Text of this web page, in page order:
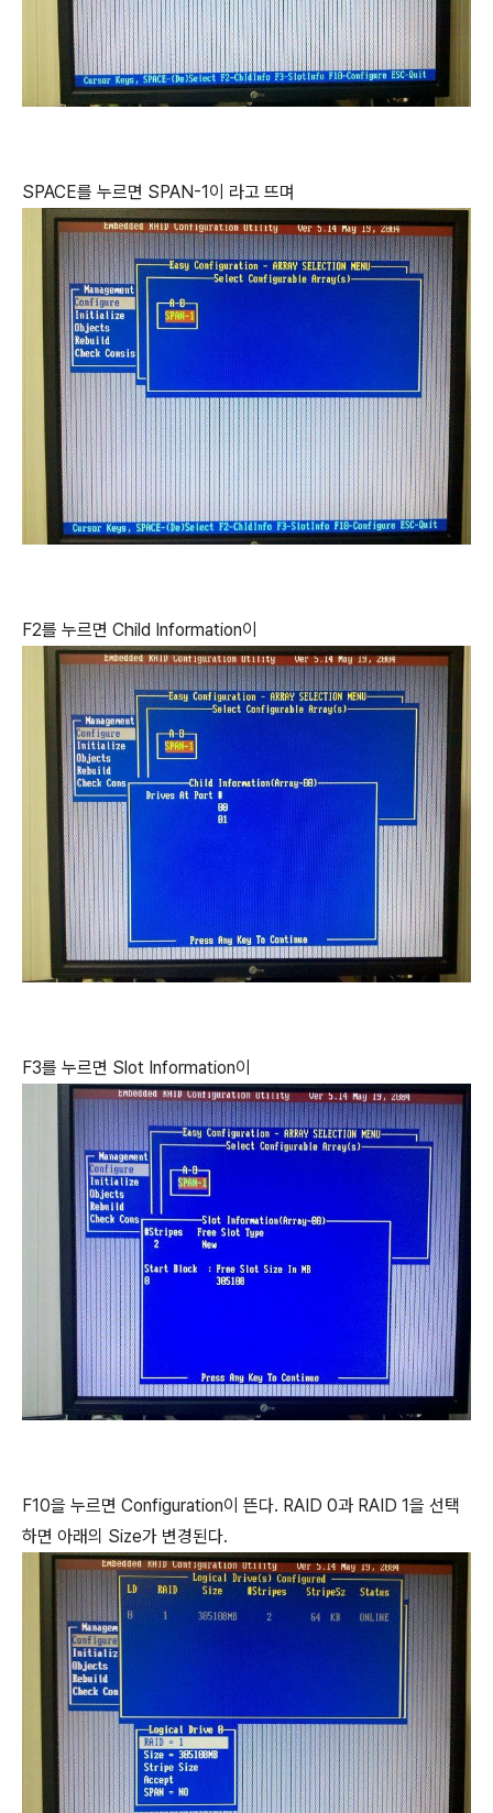
SPACE를 누르면 SPAN-1이 라고 뜨며
F2를 누르면 Child Information이
F3를 누르면 Slot Information이
F10을 누르면 Configuration이 뜬다. RAID 0과 RAID 1을 선택
하면 아래의 Size가 변경된다.